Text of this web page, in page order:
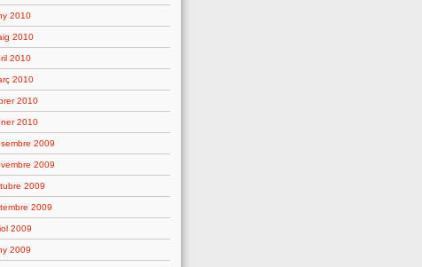
2010
2010
2010
2010
2010
2010
2009
2009
2009
2009
2009
2009